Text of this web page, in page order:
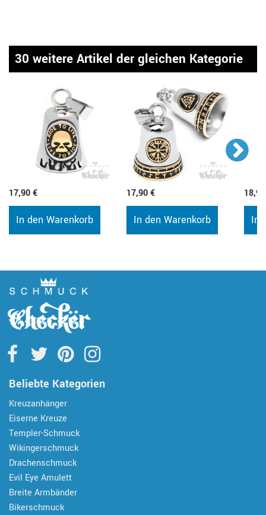
30 weitere Artikel der gleichen Kategorie
17,90 €
In den Warenkorb
17,90 €
In den Warenkorb In
Beliebte Kategorien
Kreuzanhänger
Eiserne Kreuze
Templer-Schmuck
Wikingerschmuck
Drachenschmuck
Evil Eye Amulett
Breite Armbänder
Bikerschmuck